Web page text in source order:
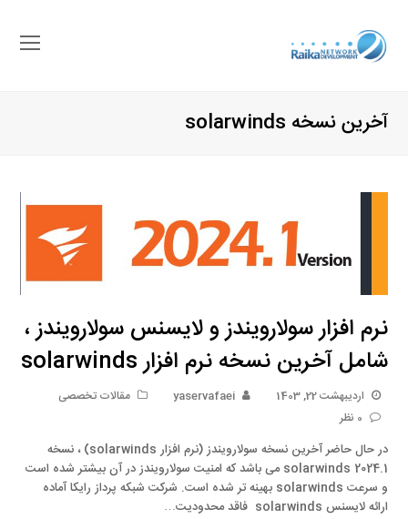
باز
آخرین نسخه solarwinds
نرم افزار سولارویندز و لایسنس سولارویندز ،
شامل آخرین نسخه نرم افزار solarwinds
اردیبهشت 22, 1403 yaservafaei
مقالات تخصصی
0 نظر
در حال حاضر آخرین نسخه سولارویندز (نرم افزار solarwinds) ، نسخه
solarwinds 2024.1 می باشد که امنیت سولارویندز در آن بیشتر شده است
و سرعت solarwinds بهینه تر شده است. شرکت شبکه پرداز رایکا آماده
ارائه لایسنس solarwinds فاقد محدودیت…